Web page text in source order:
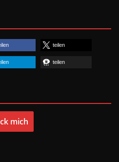
teilen
teilen
mich